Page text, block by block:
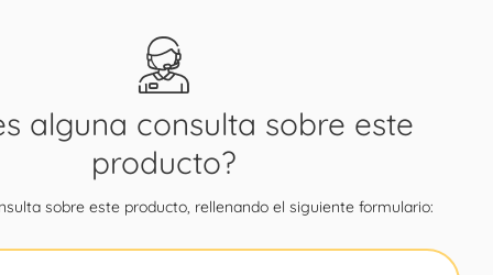
alguna consulta sobre este
producto?
sobre este producto, rellenando el siguiente formulario: